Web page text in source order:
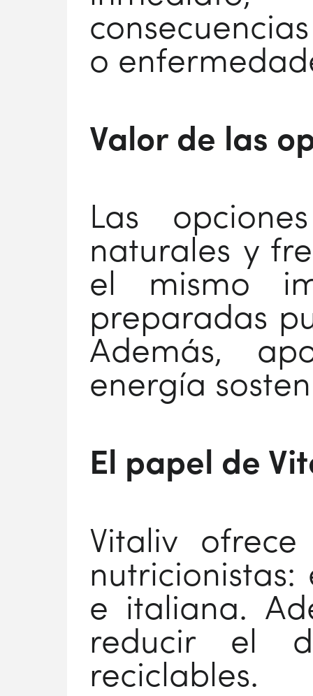
o
Valor de las
Las
naturales y
el mismo
preparadas
Además,
energía
El papel de
Vitaliv
e italiana.
reducir el
reciclables.